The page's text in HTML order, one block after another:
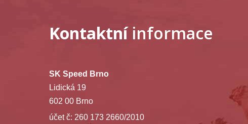
Kontaktníinformace
SK Speed Brno
Lidická 19
602 00 Brno
účet č: 260 173 2660/2010